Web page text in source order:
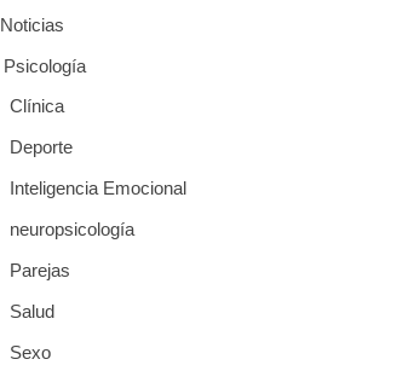
Noticias
Psicología
Clínica
Deporte
Inteligencia Emocional
neuropsicología
Parejas
Salud
Sexo